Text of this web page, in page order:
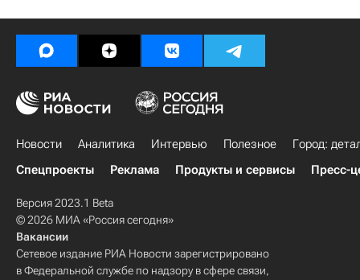
Новости Аналитика Интервью Полезное
Город:
Спецпроекты
Реклама Продукты и сервисы Пресс-
Версия 2023.1 Beta
© 2026 МИА «Россия сегодня»
Вакансии
Сетевое издание РИА Новости зарегистрировано
в Федеральной службе по надзору в сфере связи,